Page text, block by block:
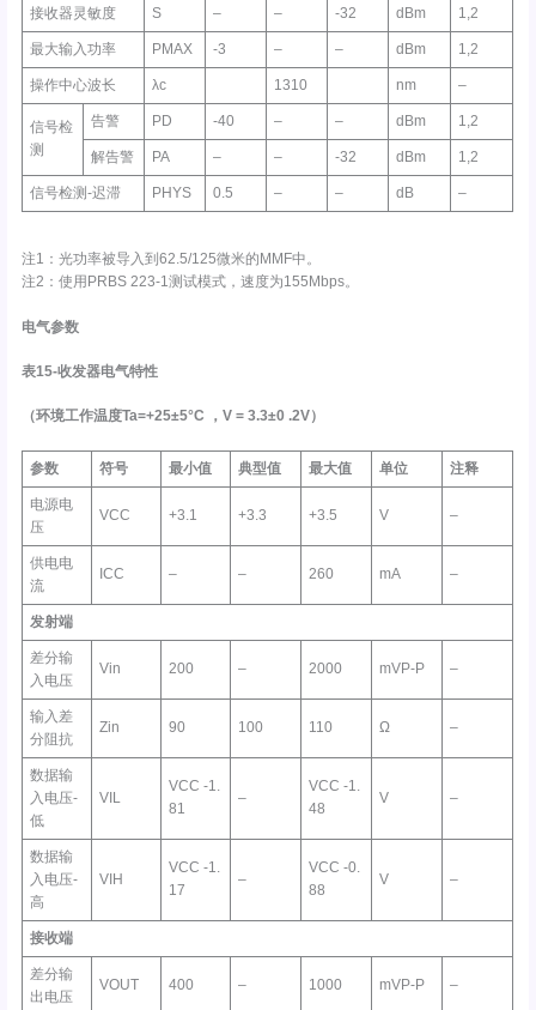
接收器灵敏度 S – – -32 dBm 1,2
最大输入功率 PMAX -3 – – dBm 1,2
操作中心波长 λc 1310 nm –
信号检
测
告警 PD -40 – – dBm 1,2
解告警 PA – – -32 dBm 1,2
信号检测-迟滞 PHYS 0.5 – – dB –
注1：光功率被导入到62.5/125微米的MMF中。
注2：使用PRBS 223-1测试模式，速度为155Mbps。
电气参数
表15-收发器电气特性
（环境工作温度Ta=+25±5°C ，V = 3.3±0 .2V）
参数 符号 最小值 典型值 最大值 单位 注释
电源电
压
VCC +3.1 +3.3 +3.5 V –
供电电
流
ICC – – 260 mA –
发射端
差分输
入电压
Vin 200 – 2000 mVP-P –
输入差
分阻抗
Zin 90 100 110 Ω –
数据输
入电压-
低
VIL
VCC -1.
81
–
VCC -1.
48
V –
数据输
入电压-
高
VIH
VCC -1.
17
–
VCC -0.
88
V –
接收端
差分输
出电压
VOUT 400 – 1000 mVP-P –